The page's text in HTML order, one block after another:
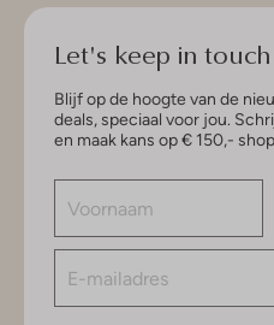
Let's keep in
Blijf op de hoogte van de
deals, speciaal voor jou.
en maak kans op € 150,-